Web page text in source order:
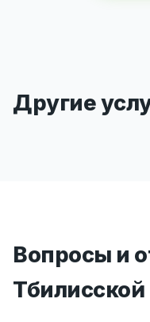
Другие
Вопросы и
Тбилисской